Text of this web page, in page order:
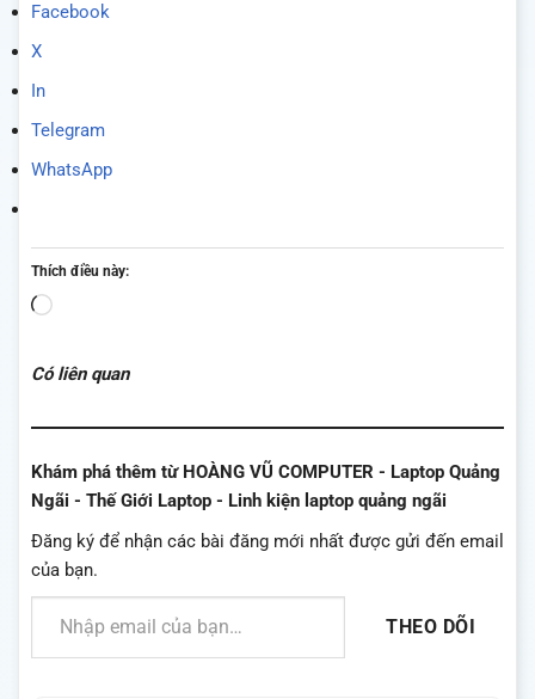
Facebook
X
In
Telegram
WhatsApp
Thích điều này:
Đang
Có liên quan
Khám phá thêm từ HOÀNG VŨ COMPUTER - Laptop Quảng
Ngãi - Thế Giới Laptop - Linh kiện laptop quảng ngãi
Đăng ký để nhận các bài đăng mới nhất được gửi đến email
của bạn.
Nhập email của bạn…
THEO DÕI